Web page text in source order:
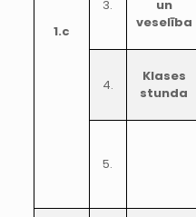
1.c
3.
un
veselība
4.
Klases
stunda
5.